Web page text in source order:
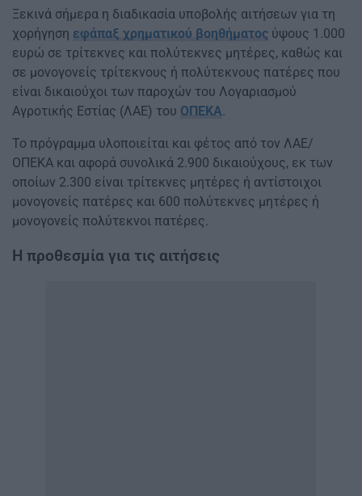
Ξεκινά σήμερα η διαδικασία υποβολής αιτήσεων για τη
χορήγηση εφάπαξ χρηματικού βοηθήματος ύψους 1.000
ευρώ σε τρίτεκνες και πολύτεκνες μητέρες, καθώς και
σε μονογονείς τρίτεκνους ή πολύτεκνους πατέρες που
είναι δικαιούχοι των παροχών του Λογαριασμού
Αγροτικής Εστίας (ΛΑΕ) του ΟΠΕΚΑ.
Το πρόγραμμα υλοποιείται και φέτος από τον ΛΑΕ/
ΟΠΕΚΑ και αφορά συνολικά 2.900 δικαιούχους, εκ των
οποίων 2.300 είναι τρίτεκνες μητέρες ή αντίστοιχοι
μονογονείς πατέρες και 600 πολύτεκνες μητέρες ή
μονογονείς πολύτεκνοι πατέρες.
Η προθεσμία για τις αιτήσεις